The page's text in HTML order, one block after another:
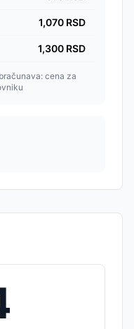
1,070 RSD
1,300 RSD
cena za